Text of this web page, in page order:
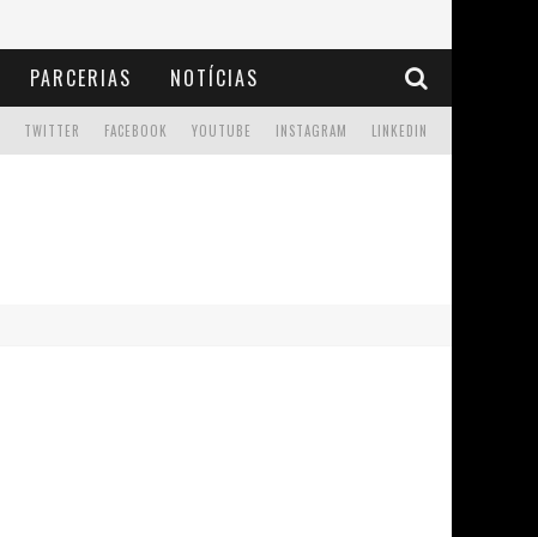
PARCERIAS NOTÍCIAS
LINKEDIN
INSTAGRAM
YOUTUBE
FACEBOOK
TWITTER